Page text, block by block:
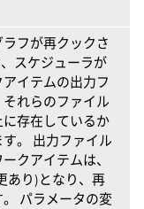
フが再クックさ
スケジューラが
イテムの出力フ
れらのファイル
存在しているか
。 出力ファイル
クアイテムは、
あり)となり、再
パラメータの変